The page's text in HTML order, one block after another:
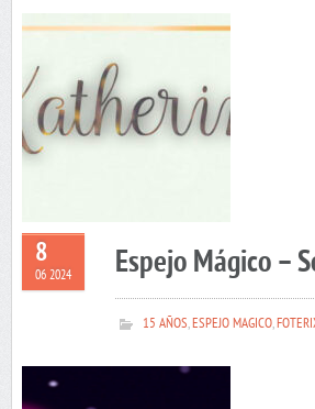
8
06 2024 Espejo Mágico –
15 AÑOS,ESPEJO MAGICO,